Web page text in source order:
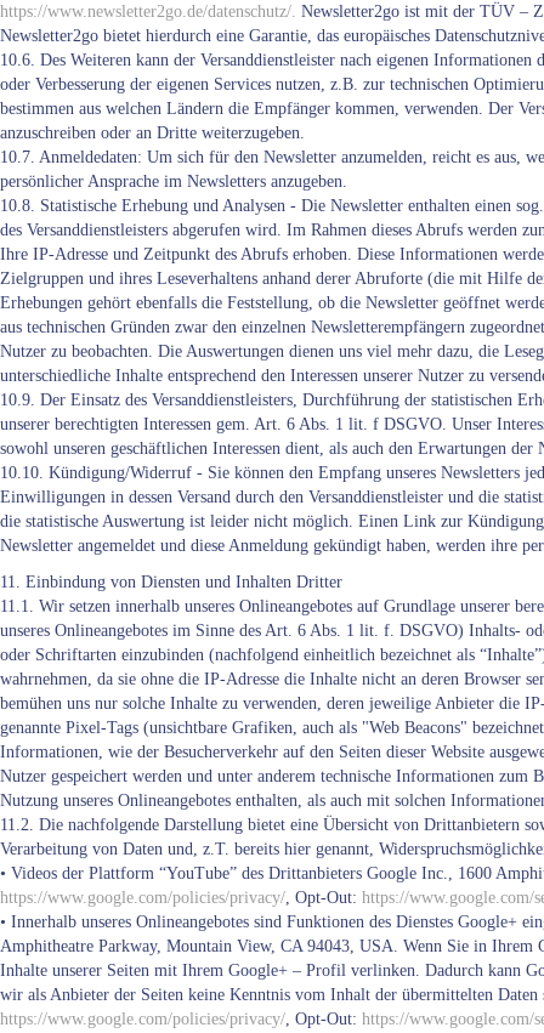
https://www.newsletter2go.de/datenschutz/. Newsletter2go ist mit der TÜV –
Newsletter2go bietet hierdurch eine Garantie, das europäisches
10.6. Des Weiteren kann der Versanddienstleister nach eigenen
oder Verbesserung der eigenen Services nutzen, z.B. zur technischen
bestimmen aus welchen Ländern die Empfänger kommen, verwenden. Der
anzuschreiben oder an Dritte weiterzugeben.
10.7. Anmeldedaten: Um sich für den Newsletter anzumelden, reicht es aus,
persönlicher Ansprache im Newsletters anzugeben.
10.8. Statistische Erhebung und Analysen - Die Newsletter enthalten einen
des Versanddienstleisters abgerufen wird. Im Rahmen dieses Abrufs werden
Ihre IP-Adresse und Zeitpunkt des Abrufs erhoben. Diese Informationen
Zielgruppen und ihres Leseverhaltens anhand derer Abruforte (die mit Hilfe
Erhebungen gehört ebenfalls die Feststellung, ob die Newsletter geöffnet
aus technischen Gründen zwar den einzelnen Newsletterempfängern
Nutzer zu beobachten. Die Auswertungen dienen uns viel mehr dazu, die
unterschiedliche Inhalte entsprechend den Interessen unserer Nutzer zu
10.9. Der Einsatz des Versanddienstleisters, Durchführung der statistischen
unserer berechtigten Interessen gem. Art. 6 Abs. 1 lit. f DSGVO. Unser
sowohl unseren geschäftlichen Interessen dient, als auch den Erwartungen der
10.10. Kündigung/Widerruf - Sie können den Empfang unseres
Einwilligungen in dessen Versand durch den Versanddienstleister und die
die statistische Auswertung ist leider nicht möglich. Einen Link zur
Newsletter angemeldet und diese Anmeldung gekündigt haben, werden ihre
11. Einbindung von Diensten und Inhalten Dritter
11.1. Wir setzen innerhalb unseres Onlineangebotes auf Grundlage unserer
unseres Onlineangebotes im Sinne des Art. 6 Abs. 1 lit. f. DSGVO) Inhalts-
oder Schriftarten einzubinden (nachfolgend einheitlich bezeichnet als
wahrnehmen, da sie ohne die IP-Adresse die Inhalte nicht an deren Browser
bemühen uns nur solche Inhalte zu verwenden, deren jeweilige Anbieter die
genannte Pixel-Tags (unsichtbare Grafiken, auch als "Web Beacons"
Informationen, wie der Besucherverkehr auf den Seiten dieser Website
Nutzer gespeichert werden und unter anderem technische Informationen zum
Nutzung unseres Onlineangebotes enthalten, als auch mit solchen
11.2. Die nachfolgende Darstellung bietet eine Übersicht von Drittanbietern
Verarbeitung von Daten und, z.T. bereits hier genannt,
• Videos der Plattform “YouTube” des Drittanbieters Google Inc., 1600
https://www.google.com/policies/privacy/, Opt-Out: https://www.google.com/
• Innerhalb unseres Onlineangebotes sind Funktionen des Dienstes Google+
Amphitheatre Parkway, Mountain View, CA 94043, USA. Wenn Sie in
Inhalte unserer Seiten mit Ihrem Google+ – Profil verlinken. Dadurch kann
wir als Anbieter der Seiten keine Kenntnis vom Inhalt der übermittelten
https://www.google.com/policies/privacy/, Opt-Out: https://www.google.com/